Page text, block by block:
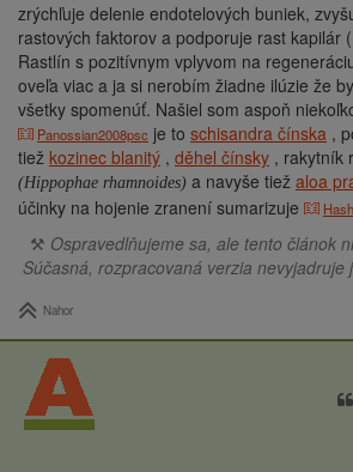
zrýchľuje delenie endotelových buniek,
rastových faktorov a podporuje rast kapilár (
Rastlín s pozitívnym vplyvom na
oveľa viac a ja si nerobím žiadne ilúzie že
všetky spomenúť. Našiel som aspoň
Panossian2008psc je to schisandra čínska ,
tiež kozinec blanitý , děhel čínsky , rakytník
(Hippophae rhamnoides) a navyše tiež aloa
účinky na hojenie zranení sumarizuje
⚒ Ospravedlňujeme sa, ale tento článok
Súčasná, rozpracovaná verzia nevyjadruje
Nahor